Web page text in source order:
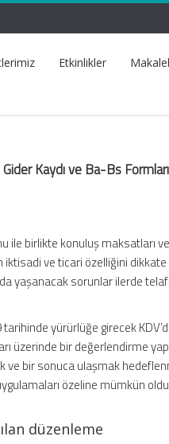
Etkinlikler
Kaydı ve Ba-Bs
ile birlikte konuluş maksatları
ve ticari özelliğini dikkate
yaşanacak sorunlar ilerde
yürürlüğe girecek
üzerinde bir değerlendirme
ve bir sonuca ulaşmak
özeline mümkün
düzenleme